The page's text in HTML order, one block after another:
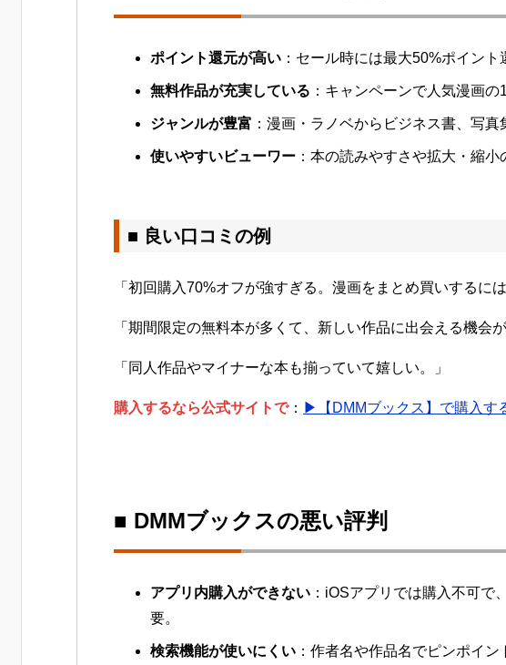
ポイント還元が高い ：セール時には最大50%ポイン
無料作品が充実している ：キャンペーンで人気漫画の
ジャンルが豊富 ：漫画・ラノベからビジネス書、写真
使いやすいビューワー ：本の読みやすさや拡大・縮小
■ 良い口コミの例
「初回購入70%オフが強すぎる。漫画をまとめ買いするに
「期間限定の無料本が多くて、新しい作品に出会える機会が
「同人作品やマイナーな本も揃っていて嬉しい。」
購入するなら公式サイトで： ▶【DMMブックス】で購入す
■ DMMブックスの悪い評判
アプリ内購入ができない ：iOSアプリでは購入不可で
要。
検索機能が使いにくい ：作者名や作品名でピンポイン